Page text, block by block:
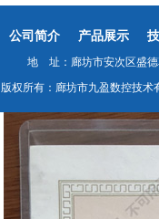
公司简介 产品展示
地 址：廊坊市安次区盛德
版权所有：廊坊市九盈数控技